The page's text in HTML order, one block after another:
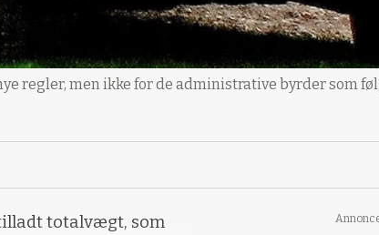
regler, men ikke for de administrative byrder som
totalvægt, som